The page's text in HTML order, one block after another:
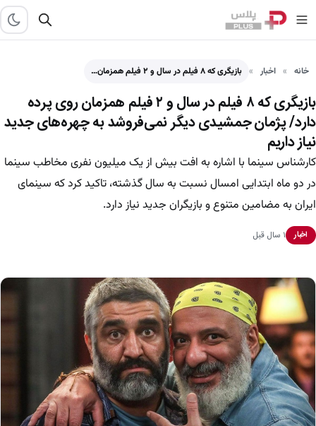
خانه اخبار بازیگری که ۸ فیلم در سال و ۲ فیلم همزمان…
بازیگری که ۸ فیلم در سال و ۲ فیلم همزمان روی پرده
دارد/ پژمان جمشیدی دیگر نمی‌فروشد به چهره‌های جدید
نیاز داریم
کارشناس سینما با اشاره به افت بیش از یک میلیون نفری مخاطب سینما
در دو ماه ابتدایی امسال نسبت به سال گذشته، تاکید کرد که سینمای
ایران به مضامین متنوع و بازیگران جدید نیاز دارد.
اخبار ۱ سال قبل